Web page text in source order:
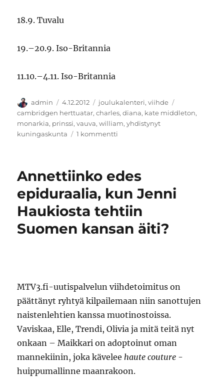
18.9. Tuvalu
19.–20.9. Iso-Britannia
11.10.–4.11. Iso-Britannia
Kirjoittaja
admin Julkaistu
4.12.2012 Kategoriat
joulukalenteri,viihde
cambridgen herttuatar,charles,diana, kate middleton,
monarkia, prinssi,vauva,william,yhdistynyt
kuningaskunta
1 kommentti
puolustaja
Annettiinko edes
epiduraalia, kun Jenni
Haukiosta tehtiin
Suomen kansan äiti?
MTV3.fi-uutispalvelun viihdetoimitus on
päättänyt ryhtyä kilpailemaan niin sanottujen
naistenlehtien kanssa muotinostoissa.
Vaviskaa, Elle, Trendi, Olivia ja mitä teitä nyt
onkaan – Maikkari on adoptoinut oman
mannekiinin, joka käveleehaute couture -
huippumallinne maanrakoon.